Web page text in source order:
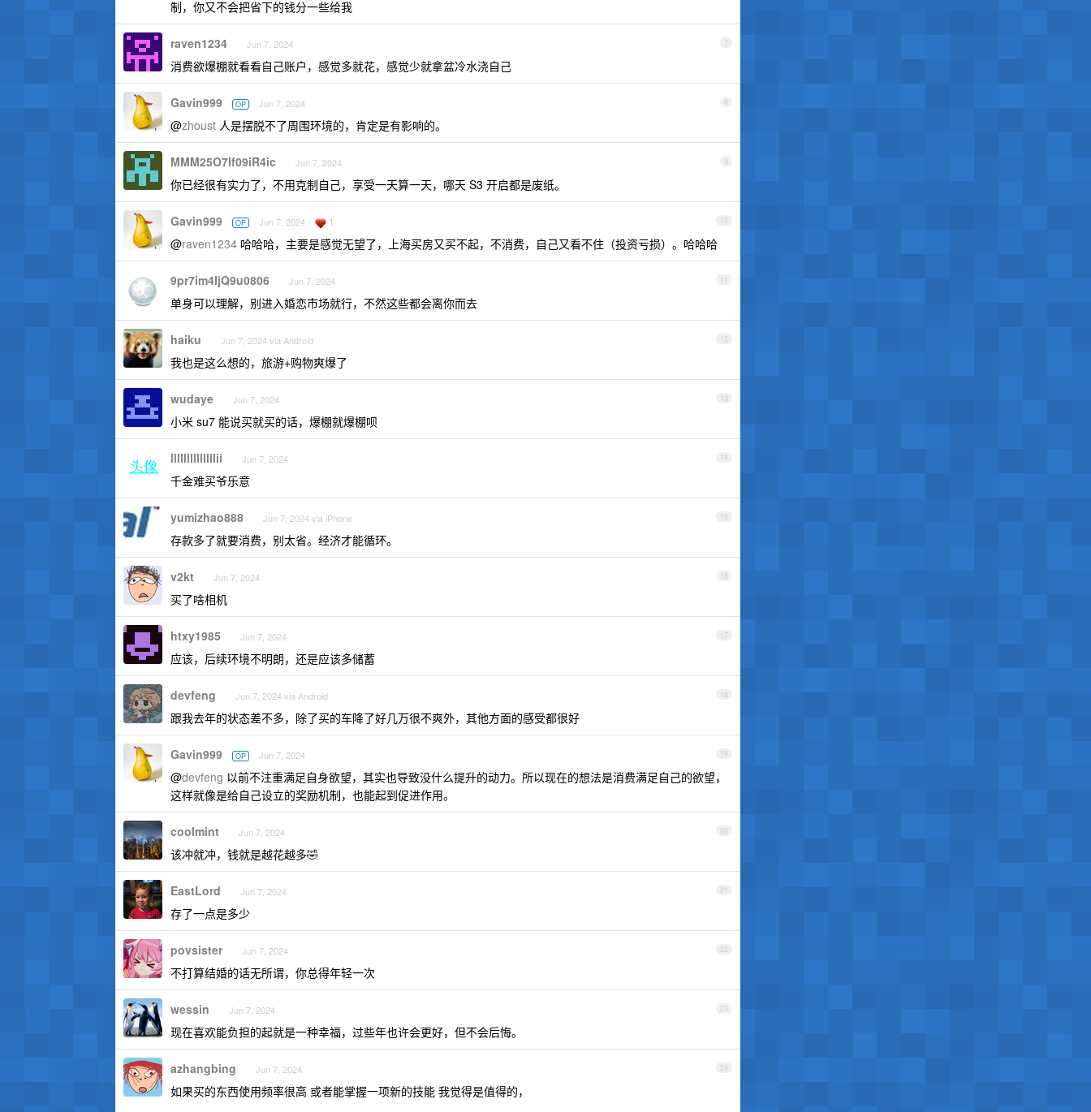
制，你又不会把省下的钱分一些给我
7
raven1234 Jun 7, 2024
消费欲爆棚就看看自己账户，感觉多就花，感觉少就拿盆冷水浇自己
8
Gavin999 OP Jun 7, 2024
@zhoust 人是摆脱不了周围环境的，肯定是有影响的。
9
MMM25O7lf09iR4ic Jun 7, 2024
你已经很有实力了，不用克制自己，享受一天算一天，哪天 S3 开启都是废纸。
10
Gavin999 OP Jun 7, 2024 1
@raven1234 哈哈哈，主要是感觉无望了，上海买房又买不起，不消费，自己又看不住（投资亏损）。哈哈哈
11
9pr7im4IjQ9u0806 Jun 7, 2024
单身可以理解，别进入婚恋市场就行，不然这些都会离你而去
12
haiku Jun 7, 2024 via Android
我也是这么想的，旅游+购物爽爆了
13
wudaye Jun 7, 2024
小米 su7 能说买就买的话，爆棚就爆棚呗
14
llllllllllllllii Jun 7, 2024
千金难买爷乐意
15
yumizhao888 Jun 7, 2024 via iPhone
存款多了就要消费，别太省。经济才能循环。
16
v2kt Jun 7, 2024
买了啥相机
17
htxy1985 Jun 7, 2024
应该，后续环境不明朗，还是应该多储蓄
18
devfeng Jun 7, 2024 via Android
跟我去年的状态差不多，除了买的车降了好几万很不爽外，其他方面的感受都很好
19
Gavin999 OP Jun 7, 2024
@devfeng 以前不注重满足自身欲望，其实也导致没什么提升的动力。所以现在的想法是消费满足自己的欲望，
这样就像是给自己设立的奖励机制，也能起到促进作用。
20
coolmint Jun 7, 2024
该冲就冲，钱就是越花越多🤣
21
EastLord Jun 7, 2024
存了一点是多少
22
povsister Jun 7, 2024
不打算结婚的话无所谓，你总得年轻一次
23
wessin Jun 7, 2024
现在喜欢能负担的起就是一种幸福，过些年也许会更好，但不会后悔。
24
azhangbing Jun 7, 2024
如果买的东西使用频率很高 或者能掌握一项新的技能 我觉得是值得的，